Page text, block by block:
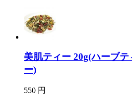
美肌ティー 20g(ハーブ
ー)
550 円